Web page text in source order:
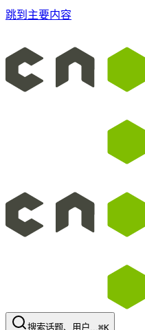
跳到主要内容
搜索话题、用户...⌘K